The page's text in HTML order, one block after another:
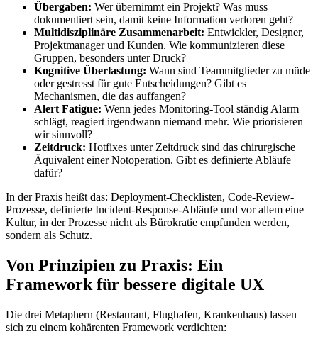
Übergaben: Wer übernimmt ein Projekt? Was muss
dokumentiert sein, damit keine Information verloren geht?
Multidisziplinäre Zusammenarbeit: Entwickler, Designer,
Projektmanager und Kunden. Wie kommunizieren diese
Gruppen, besonders unter Druck?
Kognitive Überlastung: Wann sind Teammitglieder zu müde
oder gestresst für gute Entscheidungen? Gibt es
Mechanismen, die das auffangen?
Alert Fatigue: Wenn jedes Monitoring-Tool ständig Alarm
schlägt, reagiert irgendwann niemand mehr. Wie priorisieren
wir sinnvoll?
Zeitdruck: Hotfixes unter Zeitdruck sind das chirurgische
Äquivalent einer Notoperation. Gibt es definierte Abläufe
dafür?
In der Praxis heißt das: Deployment-Checklisten, Code-Review-
Prozesse, definierte Incident-Response-Abläufe und vor allem eine
Kultur, in der Prozesse nicht als Bürokratie empfunden werden,
sondern als Schutz.
Von Prinzipien zu Praxis: Ein
Framework für bessere digitale UX
Die drei Metaphern (Restaurant, Flughafen, Krankenhaus) lassen
sich zu einem kohärenten Framework verdichten: